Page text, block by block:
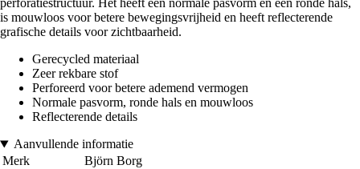
perforatiestructuur. Het heeft een normale pasvorm en een ronde hals,
is mouwloos voor betere bewegingsvrijheid en heeft reflecterende
grafische details voor zichtbaarheid.
Gerecycled materiaal
Zeer rekbare stof
Perforeerd voor betere ademend vermogen
Normale pasvorm, ronde hals en mouwloos
Reflecterende details
Aanvullende informatie
Merk
Björn Borg